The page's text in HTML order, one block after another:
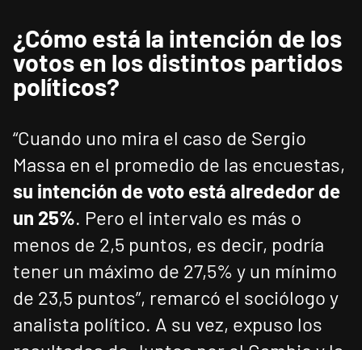
¿Cómo está la intención de los
votos en los distintos partidos
políticos?
“Cuando uno mira el caso de Sergio
Massa en el promedio de las encuestas,
su intención de voto está alrededor de
un 25%. Pero el intervalo es más o
menos de 2,5 puntos, es decir, podría
tener un máximo de 27,5% y un mínimo
de 23,5 puntos”, remarcó el sociólogo y
analista político. A su vez, expuso los